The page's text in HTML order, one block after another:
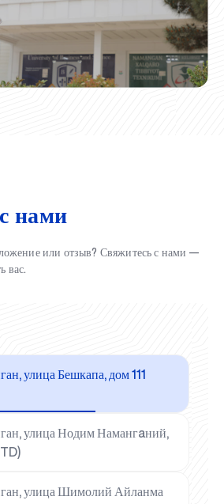
с нами
или отзыв? Свяжитесь с нами —
вас.
улица Бешкапа, дом 111
улица Нодим Намангaний,
улица Шимолий Айланма